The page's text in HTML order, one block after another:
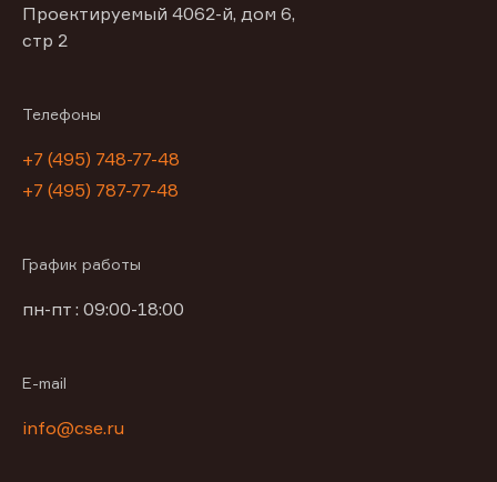
Проектируемый 4062-й, дом 6,
стр 2
Телефоны
+7 (495) 748-77-48
+7 (495) 787-77-48
График работы
пн-пт : 09:00-18:00
E-mail
info@cse.ru